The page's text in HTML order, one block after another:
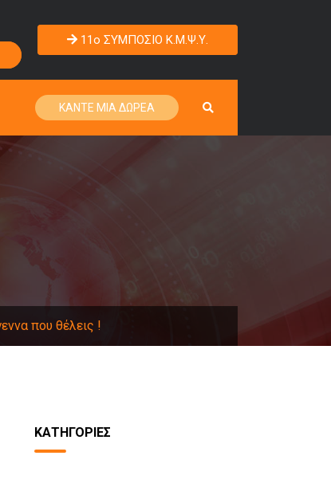
11o ΣΥΜΠΟΣΙΟ Κ.Μ.Ψ.Υ.
ΚΑΝΤΕ ΜΙΑ ΔΩΡΕΑ
που θέλεις !
ΚΑΤΗΓΟΡΊΕΣ